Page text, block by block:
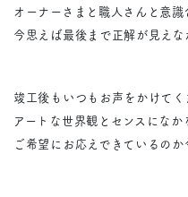
オーナーさまと職人さんと意
今思えば最後まで正解が見え
竣工後もいつもお声をかけてく
アートな世界観とセンスにな
ご希望にお応えできているの